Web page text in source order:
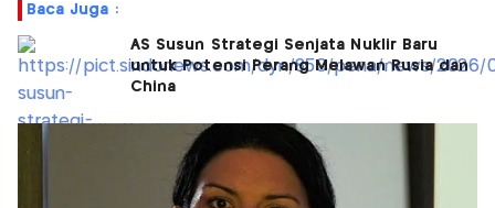
Baca Juga :
AS Susun Strategi Senjata Nuklir Baru
untuk Potensi Perang Melawan Rusia dan
China